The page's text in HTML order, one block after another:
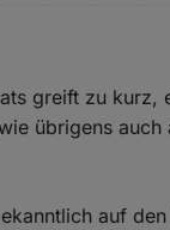
greift zu kurz,
übrigens auch
auf